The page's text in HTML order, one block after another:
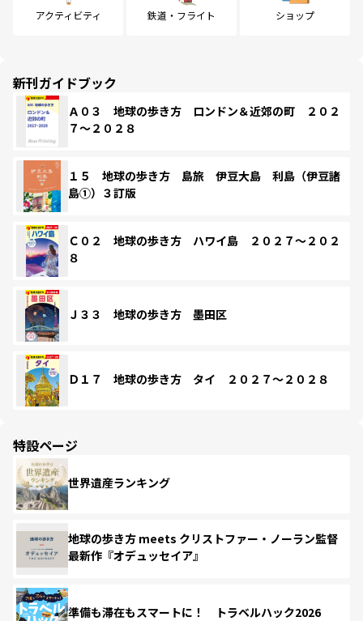
アクティビティ 鉄道・フライト ショップ
新刊ガイドブック
Ａ０３ 地球の歩き方 ロンドン＆近郊の町 ２０２
７～２０２８
１５ 地球の歩き方 島旅 伊豆大島 利島（伊豆諸
島①）３訂版
Ｃ０２ 地球の歩き方 ハワイ島 ２０２７～２０２
８
Ｊ３３ 地球の歩き方 墨田区
Ｄ１７ 地球の歩き方 タイ ２０２７～２０２８
特設ページ
世界遺産ランキング
地球の歩き方 meets クリストファー・ノーラン監督
最新作『オデュッセイア』
準備も滞在もスマートに！ トラベルハック2026